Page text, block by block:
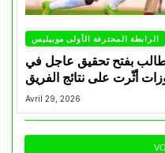
الرابطة المحترفة الأولى موبيليس
بفتح تحقيق عاجل في
أثّرت على نتائج الفريق
Avril 29, 2026